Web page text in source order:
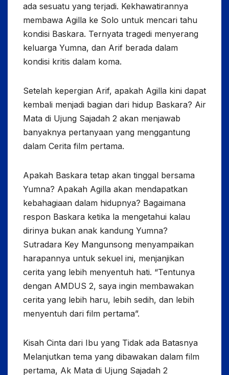
ada sesuatu yang terjadi. Kekhawatirannya
membawa Agilla ke Solo untuk mencari tahu
kondisi Baskara. Ternyata tragedi menyerang
keluarga Yumna, dan Arif berada dalam
kondisi kritis dalam koma.
Setelah kepergian Arif, apakah Agilla kini dapat
kembali menjadi bagian dari hidup Baskara? Air
Mata di Ujung Sajadah 2 akan menjawab
banyaknya pertanyaan yang menggantung
dalam Cerita film pertama.
Apakah Baskara tetap akan tinggal bersama
Yumna? Apakah Agilla akan mendapatkan
kebahagiaan dalam hidupnya? Bagaimana
respon Baskara ketika la mengetahui kalau
dirinya bukan anak kandung Yumna?
Sutradara Key Mangunsong menyampaikan
harapannya untuk sekuel ini, menjanjikan
cerita yang lebih menyentuh hati. “Tentunya
dengan AMDUS 2, saya ingin membawakan
cerita yang lebih haru, lebih sedih, dan lebih
menyentuh dari film pertama”.
Kisah Cinta dari Ibu yang Tidak ada Batasnya
Melanjutkan tema yang dibawakan dalam film
pertama, Ak Mata di Ujung Sajadah 2